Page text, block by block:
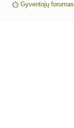
Gyventojų forumas